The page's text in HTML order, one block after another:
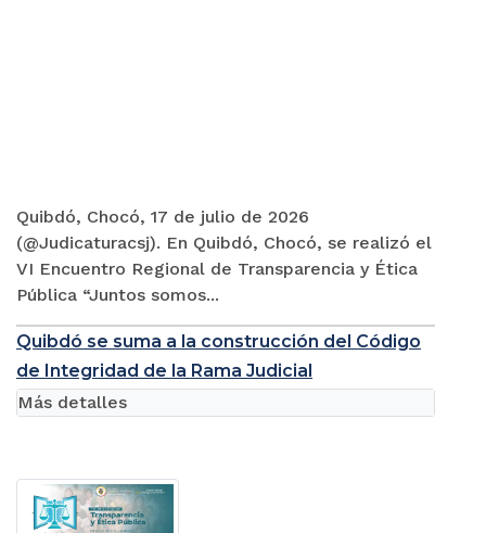
Quibdó, Chocó, 17 de julio de 2026
(@Judicaturacsj). En Quibdó, Chocó, se realizó el
VI Encuentro Regional de Transparencia y Ética
Pública “Juntos somos...
Quibdó se suma a la construcción del Código
de Integridad de la Rama Judicial
Más detalles